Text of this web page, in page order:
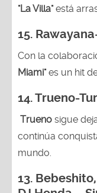
"La Villa"está
15.
Con la
Miami"es un hit
14.Trueno-
Trueno sigue
continúa
mundo.
13.